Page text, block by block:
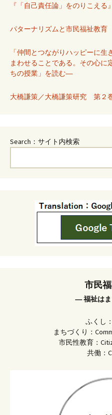
『「自己責任論」をのりこえ
パターナリズムと市民福祉教育
「仲間とつながりハッピーに
まわせることである。その心
ちの授業」を読む―
大橋謙策／大橋謙策研究 第２
Search：サイト内検索
市民
― 福祉は
ふくし
まちづくり：
市民性教育：
共働：